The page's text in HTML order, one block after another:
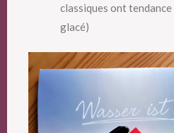
classiques ont
glacé)